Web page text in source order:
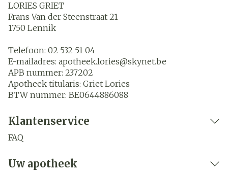
LORIES GRIET
Frans Van der Steenstraat 21
1750 Lennik
Telefoon: 02 532 51 04
E-mailadres: apotheek.lories@skynet.be
APB nummer: 237202
Apotheek titularis: Griet Lories
BTW nummer: BE0644886088
Klantenservice
FAQ
Uw apotheek